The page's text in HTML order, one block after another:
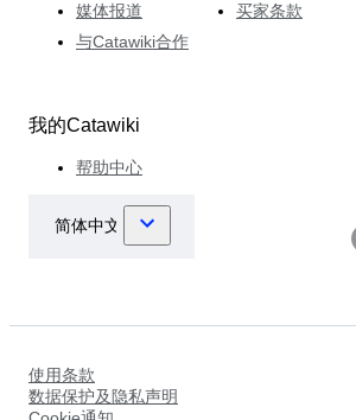
媒体报道
与Catawiki合作
买家条款
我的Catawiki
帮助中心
使用条款
数据保护及隐私声明